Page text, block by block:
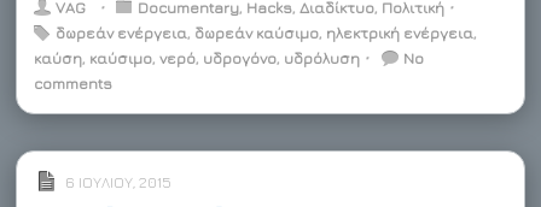
t
t
e
r
b
o
o
e
d
e
r
t
b
o
d
n
o
i
l
VAG ⋅ Documentary, Hacks,Διαδίκτυο, Πολιτική ⋅
δωρεάν ενέργεια, δωρεάν καύσιμο, ηλεκτρική ενέργεια,
καύση, καύσιμο,νερό, υδρογόνο, υδρόλυση ⋅
No
comments
6 ΙΟΥΛΊΟΥ, 2015